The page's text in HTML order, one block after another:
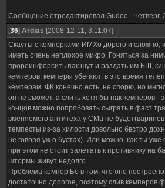
Сообщение отредактировал Gudoc - Четверг,
[36] Ardias [2008-12-11, 3:11:07]
Скауты с кемперками ИМХо дорого и сложно,
иметь очень неплохое микро. Гоняться за
прореинфорсить пак шут и раздать им БШ,
кемперов, кемперы убегают, в это время
кемперам. ФК конечно есть, не спорю, но
он не сможет, а слить хотя бы пак кемперов -
концов можно попробовать сыграть в фаст
вменяемого антитеха у СМа не будет(варинов
темпесты из-за хилости довольно бвстро
не говоря уж о бустах). Или можно, как ты
при этом не стоит залетать к противнику на
штормы живут недолго.
Проблема кемпер Бо в том, что оно
достаточно дорогое, поэтому слив кемперов